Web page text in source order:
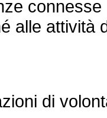
alle attività
di